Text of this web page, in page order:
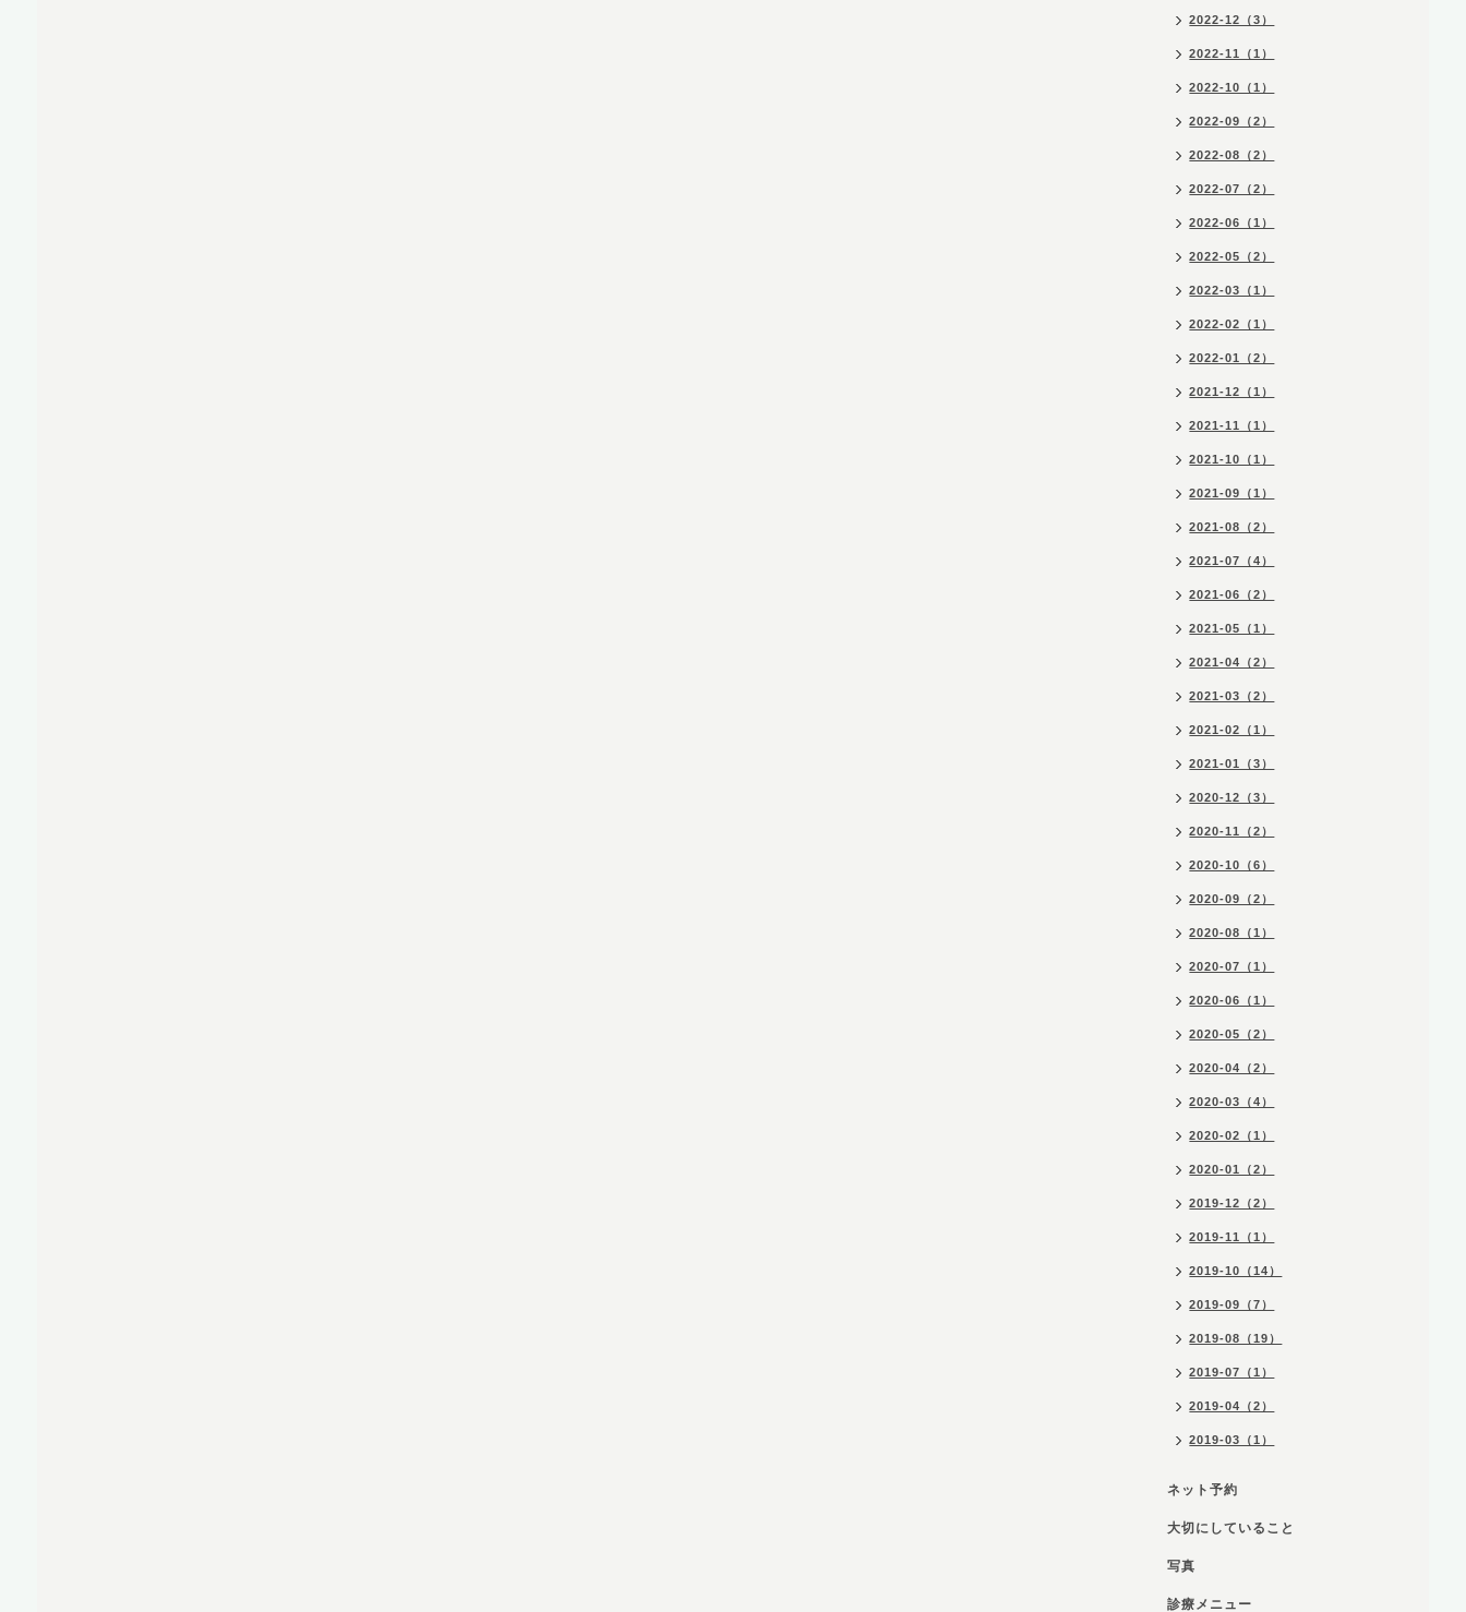
2022-12（3）
2022-11（1）
2022-10（1）
2022-09（2）
2022-08（2）
2022-07（2）
2022-06（1）
2022-05（2）
2022-03（1）
2022-02（1）
2022-01（2）
2021-12（1）
2021-11（1）
2021-10（1）
2021-09（1）
2021-08（2）
2021-07（4）
2021-06（2）
2021-05（1）
2021-04（2）
2021-03（2）
2021-02（1）
2021-01（3）
2020-12（3）
2020-11（2）
2020-10（6）
2020-09（2）
2020-08（1）
2020-07（1）
2020-06（1）
2020-05（2）
2020-04（2）
2020-03（4）
2020-02（1）
2020-01（2）
2019-12（2）
2019-11（1）
2019-10（14）
2019-09（7）
2019-08（19）
2019-07（1）
2019-04（2）
2019-03（1）
ネット予約
大切にしていること
写真
診療メニュー